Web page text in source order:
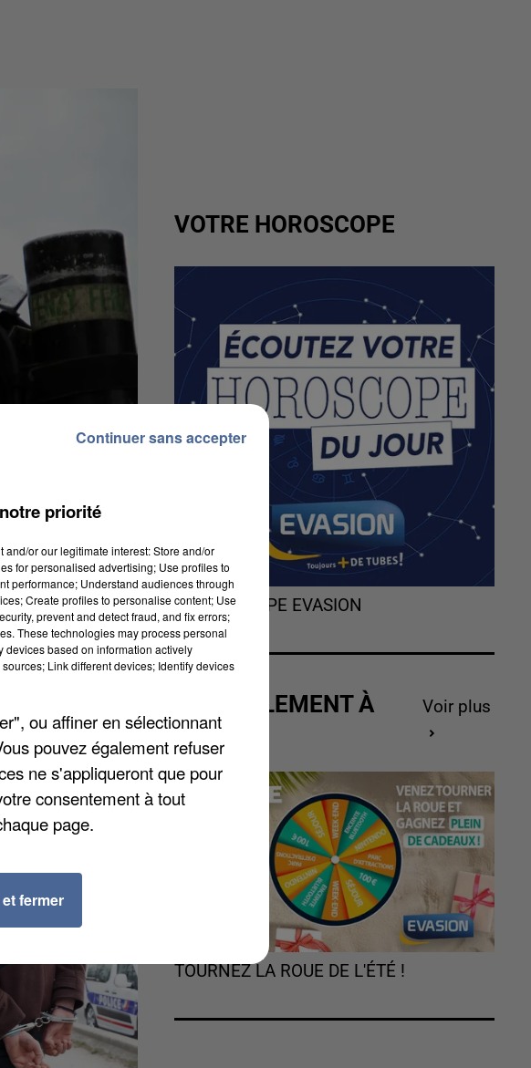
La fumée
maîtriser
La maison à
VOTRE HOROSCOPE
L'HOROSCOPE EVASION
ACTUELLEMENT À
GAGNER
Voir plus
TOURNEZ LA ROUE DE L'ÉTÉ !
priorité
or our legitimate interest: Store and/or
for personalised advertising; Use profiles to
performance; Understand audiences through
Create profiles to personalise content; Use
prevent and detect fraud, and fix errors;
These technologies may process personal
devices based on information actively
Link different devices; Identify devices
ou affiner en sélectionnant
pouvez également refuser
ne s'appliqueront que pour
consentement à tout
page.
fermer
Continuer sans accepter